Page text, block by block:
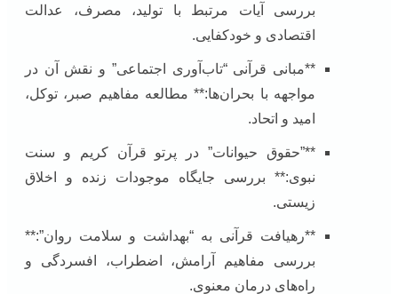
بررسی آیات مرتبط با تولید، مصرف، عدالت
اقتصادی و خودکفایی.
**مبانی قرآنی “تاب‌آوری اجتماعی” و نقش آن در
مواجهه با بحران‌ها:** مطالعه مفاهیم صبر، توکل،
امید و اتحاد.
**”حقوق حیوانات” در پرتو قرآن کریم و سنت
نبوی:** بررسی جایگاه موجودات زنده و اخلاق
زیستی.
**رهیافت قرآنی به “بهداشت و سلامت روان”:**
بررسی مفاهیم آرامش، اضطراب، افسردگی و
راه‌های درمان معنوی.